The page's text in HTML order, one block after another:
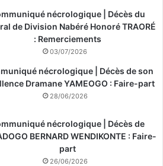
nécrologique | Décès du
de Division Nabéré Honoré TRAORÉ
: Remerciements
03/07/2026
nécrologique | Décès de son
Dramane YAMEOGO : Faire-part
28/06/2026
nécrologique | Décès de
BERNARD WENDIKONTE : Faire-
part
26/06/2026